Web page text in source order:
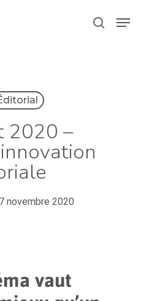
search
2020 –
novembre 2020
vaut